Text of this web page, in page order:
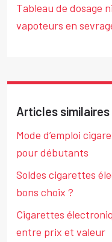
Tableau de dosage
vapoteurs en
Articles similaires
Mode d’emploi
pour débutants
Soldes cigarettes
bons choix ?
Cigarettes
entre prix et valeur